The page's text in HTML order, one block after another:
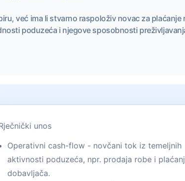
već ima li stvarno raspoloživ novac za plaćanje
poduzeća i njegove sposobnosti
unos
Operativni cash-flow - novčani tok iz temeljnih
aktivnosti poduzeća, npr. prodaja robe i
dobavljača.